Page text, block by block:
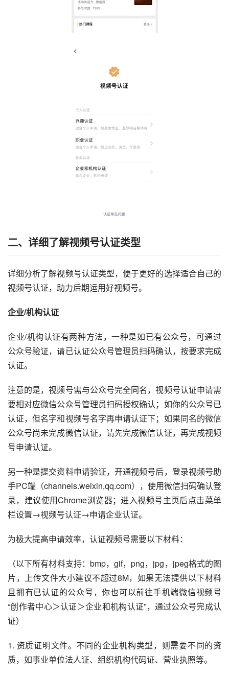
二、详细了解视频号认证类型
详细分析了解视频号认证类型，便于更好的选择适合自己的
视频号认证，助力后期运用好视频号。
企业/机构认证
企业/机构认证有两种方法，一种是如已有公众号，可通过
公众号验证，请已认证公众号管理员扫码确认，按要求完成
认证。
注意的是，视频号需与公众号完全同名，视频号认证申请需
要相对应微信公众号管理员扫码授权确认；如你的公众号已
认证，但名字和视频号名字再申请认证下；如果同名的微信
公众号尚未完成微信认证，请先完成微信认证，再完成视频
号申请认证。
另一种是提交资料申请验证，开通视频号后，登录视频号助
手PC端（channels.weixin,qq.com），使用微信扫码确认登
录，建议使用Chrome浏览器；进入视频号主页后点击菜单
栏设置→视频号认证→申请企业认证。
为极大提高申请效率，认证视频号需要以下材料：
（以下所有材料支持：bmp，gif，png，jpg，jpeg格式的图
片，上传文件大小建议不超过8M，如果无法提供以下材料
且拥有已认证的公众号，你也可以前往手机端微信视频号
“创作者中心＞认证＞企业和机构认证”，通过公众号完成认
证）
1. 资质证明文件。不同的企业机构类型，则需要不同的资
质，如事业单位法人证、组织机构代码证、营业执照等。